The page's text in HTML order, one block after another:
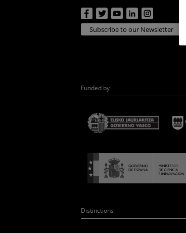
Subscribe to our Newsletter
Funded by
Distinctions